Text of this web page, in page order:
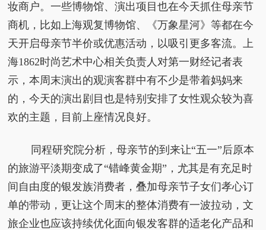
妆商户。一些博物馆、演出项目也在今天抓住母亲节
商机，比如上海观复博物馆、《万象星河》等都在今
天开启母亲节半价或优惠活动，以吸引更多客流。上
海1862时尚艺术中心相关负责人对第一财经记者表
示，本周末演出的观演客群中有不少是带着妈妈来
的，今天的演出剧目也是特别安排了女性观众较为喜
欢的主题，目前上座情况良好。
同程研究院分析，母亲节的到来让“五一”后原本
的旅游平淡期变成了“错峰黄金期”，尤其是有充足时
间自由度的银发族消费者，叠加母亲节子女们孝心订
单的带动，更让这个周末的整体消费有一波拉动，文
旅企业也应该持续优化面向银发客群的适老化产品和